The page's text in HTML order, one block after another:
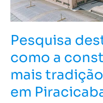
Pesquisa
como a
mais
em
tradição
credibilidade
Piracicaba